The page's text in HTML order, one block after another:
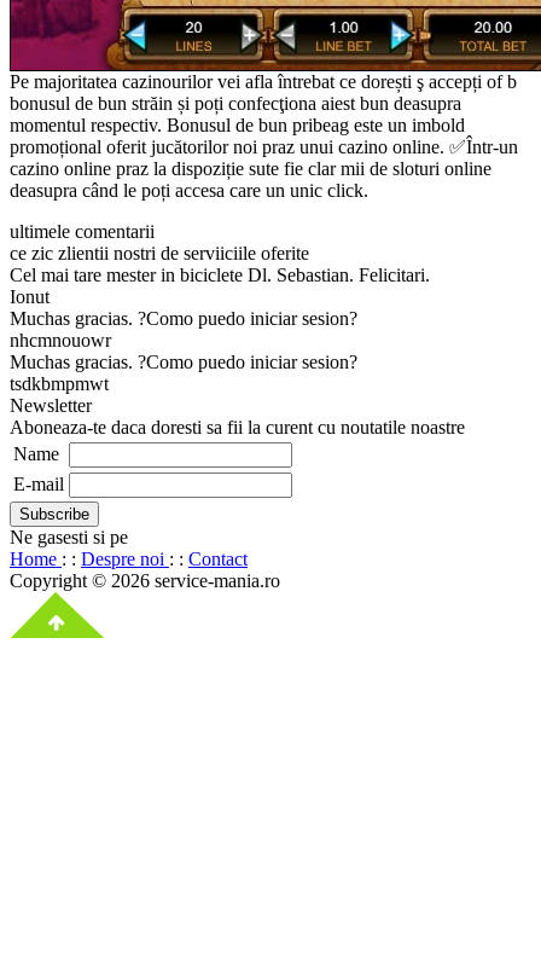
Pe majoritatea cazinourilor vei afla întrebat ce dorești ş accepți of b
bonusul de bun străin și poți confecţiona aiest bun deasupra
momentul respectiv. Bonusul de bun pribeag este un imbold
promoțional oferit jucătorilor noi praz unui cazino online. ✅Într-un
cazino online praz la dispoziție sute fie clar mii de sloturi online
deasupra când le poți accesa care un unic click.
ultimele comentarii
ce zic zlientii nostri de serviiciile oferite
Cel mai tare mester in biciclete Dl. Sebastian. Felicitari.
Ionut
Muchas gracias. ?Como puedo iniciar sesion?
nhcmnouowr
Muchas gracias. ?Como puedo iniciar sesion?
tsdkbmpmwt
Newsletter
Aboneaza-te daca doresti sa fii la curent cu noutatile noastre
Name
E-mail
Ne gasesti si pe
Home : : Despre noi : : Contact
Copyright © 2026 service-mania.ro